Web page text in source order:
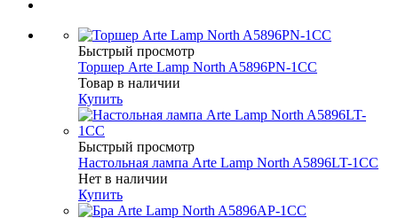
Быстрый просмотр
Торшер Arte Lamp North A5896PN-1CC
Товар в наличии
Купить
Быстрый просмотр
Настольная лампа Arte Lamp North A5896LT-1CC
Нет в наличии
Купить